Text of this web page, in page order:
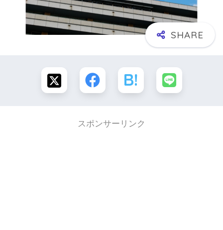
スポンサーリンク